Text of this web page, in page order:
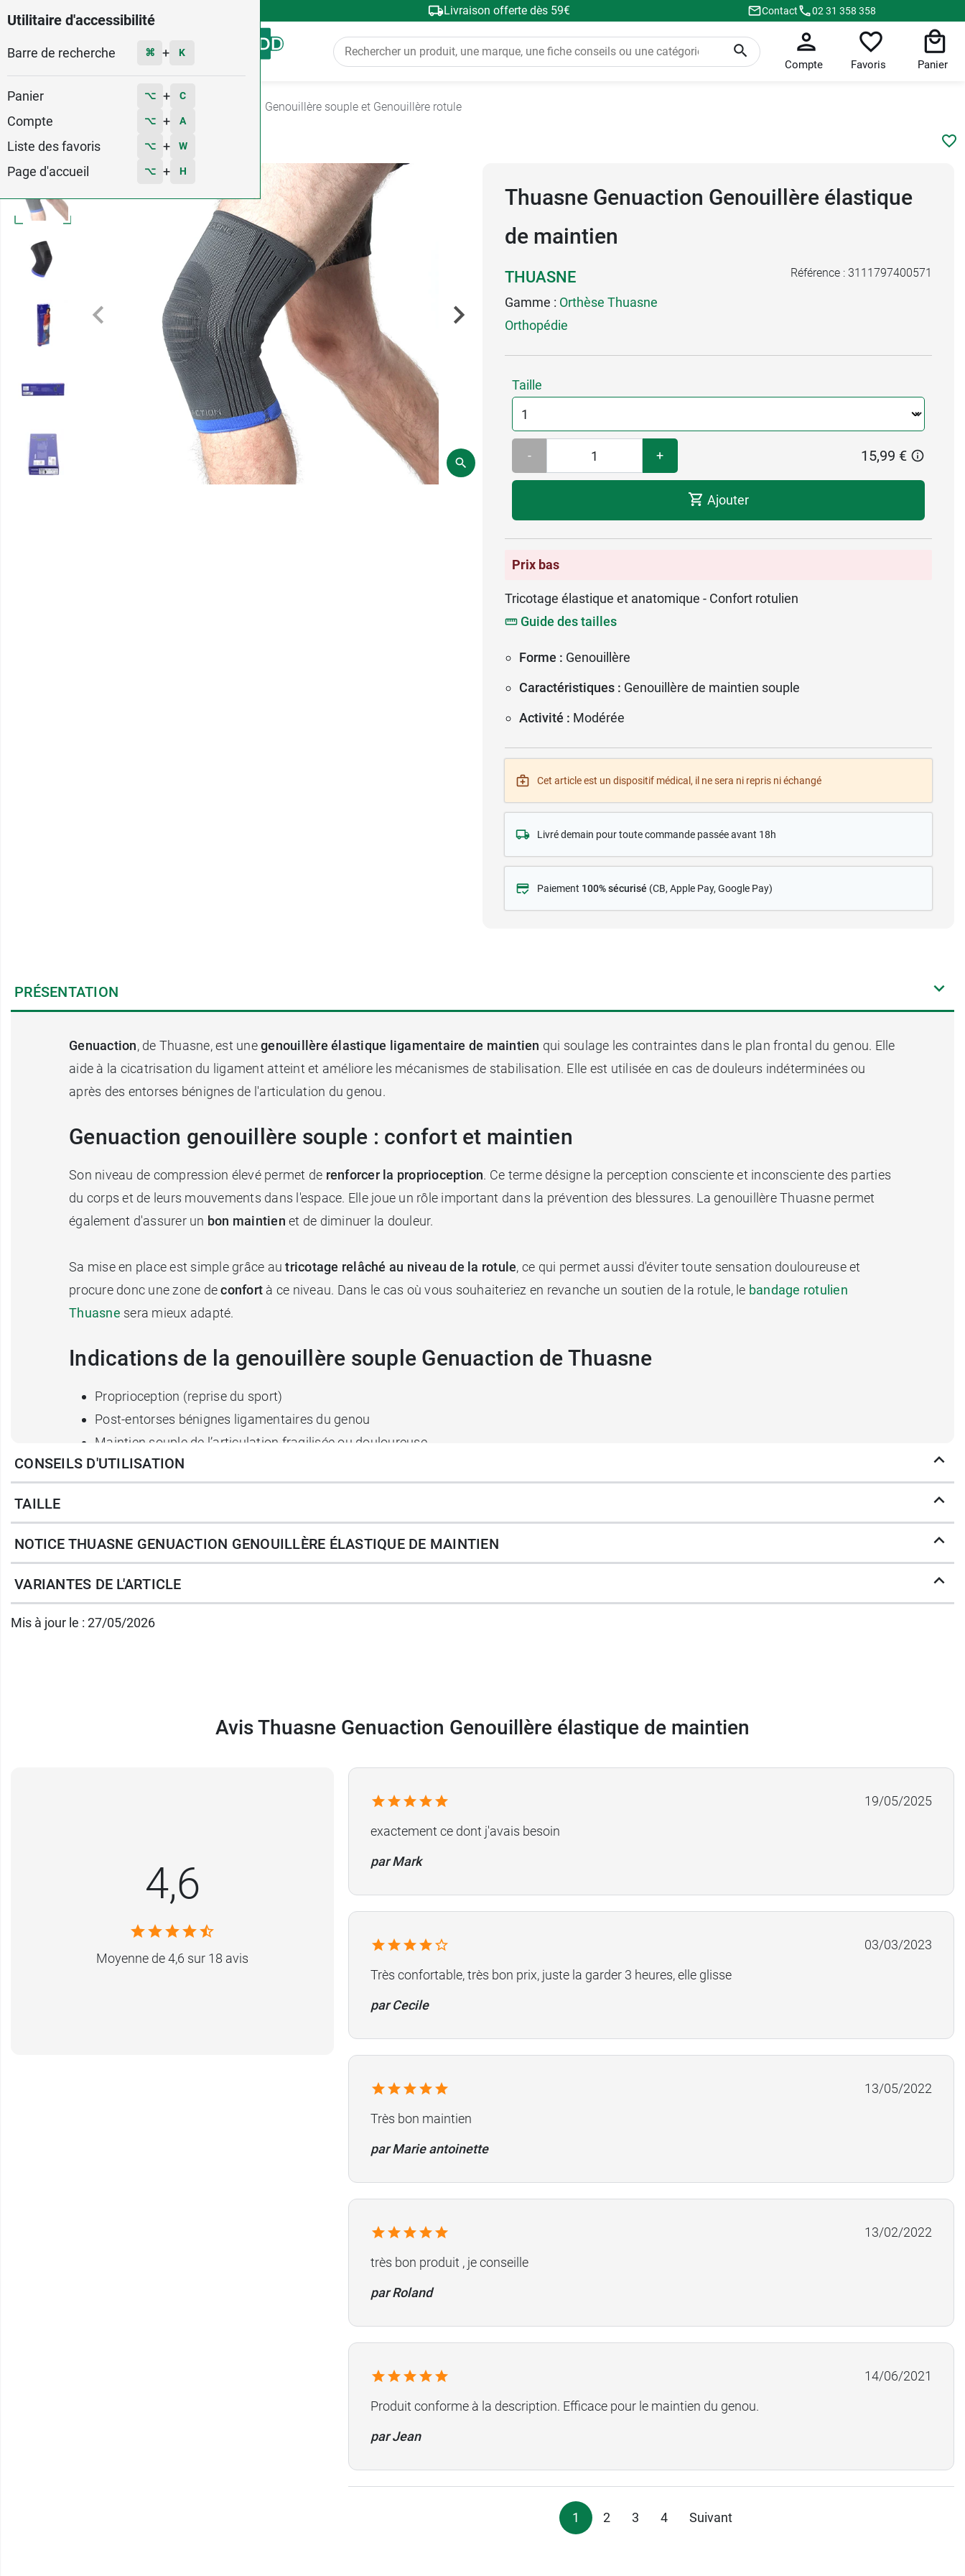
Utilitaire d'accessibilité
Barre de recherche ⌘ + K
Panier ⌥ + C
Compte ⌥ + A
Liste des favoris ⌥ + W
Page d'accueil ⌥ + H
Livraison offerte dès 59€ Contact 02 31 358 358
Menu
Compte Favoris Panier
Genouillère souple et Genouillère rotule
18
Thuasne Genuaction Genouillère élastique
de maintien
THUASNE
Gamme : Orthèse Thuasne
Orthopédie
Référence : 3111797400571
Taille
- + 15,99 €
Ajouter
Prix bas
Tricotage élastique et anatomique - Confort rotulien
Guide des tailles
Forme : Genouillère
Caractéristiques : Genouillère de maintien souple
Activité : Modérée
Cet article est un dispositif médical, il ne sera ni repris ni échangé
Livré demain pour toute commande passée avant 18h
Paiement 100% sécurisé (CB, Apple Pay, Google Pay)
PRÉSENTATION
Genuaction, de Thuasne, est unegenouillère élastique ligamentaire de maintien qui soulage les contraintes dans le plan frontal du genou. Elle
aide à la cicatrisation du ligament atteint et améliore les mécanismes de stabilisation. Elle est utilisée en cas de douleurs indéterminées ou
après des entorses bénignes de l'articulation du genou.
Genuaction genouillère souple : confort et maintien
Son niveau de compression élevé permet de renforcer la proprioception. Ce terme désigne la perception consciente et inconsciente des parties
du corps et de leurs mouvements dans l'espace. Elle joue un rôle important dans la prévention des blessures. La genouillère Thuasne permet
également d'assurer un bon maintien et de diminuer la douleur.
Sa mise en place est simple grâce autricotage relâché au niveau de la rotule, ce qui permet aussi d'éviter toute sensation douloureuse et
procure donc une zone deconfort à ce niveau. Dans le cas où vous souhaiteriez en revanche un soutien de la rotule, le bandage rotulien
Thuasne sera mieux adapté.
Indications de la genouillère souple Genuaction de Thuasne
Proprioception (reprise du sport)
Post-entorses bénignes ligamentaires du genou
Maintien souple de l’articulation fragilisée ou douloureuse
Caractéristiques:
Tissu élastique de compression classe 3 (environ 23 mmHg) assurant un bon maintien et la proprioception
Hauteur de la genouillère : 23,5 cm à 25,5 cm
CONSEILS D'UTILISATION
TAILLE
NOTICE THUASNE GENUACTION GENOUILLÈRE ÉLASTIQUE DE MAINTIEN
VARIANTES DE L'ARTICLE
Mis à jour le : 27/05/2026
Avis Thuasne Genuaction Genouillère élastique de maintien
4,6
Moyenne de 4,6 sur 18 avis
19/05/2025
exactement ce dont j'avais besoin
par Mark
03/03/2023
Très confortable, très bon prix, juste la garder 3 heures, elle glisse
par Cecile
13/05/2022
Très bon maintien
par Marie antoinette
13/02/2022
très bon produit , je conseille
par Roland
14/06/2021
Produit conforme à la description. Efficace pour le maintien du genou.
par Jean
1 2 3 4 Suivant